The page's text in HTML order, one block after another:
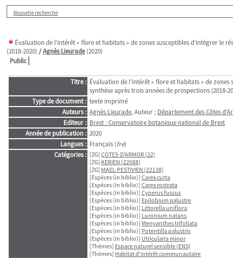
Nouvelle recherche
Évaluation de l’intérêt « flore et habitats » de zones susceptibles d’intégrer le
(2018-2020) /Agnès Lieurade(2020)
Public
Titre : Évaluation de l’intérêt « flore et habitats » de zones
synthèse après trois années de prospections (2018-
Type de document : texte imprimé
Auteurs : Agnès Lieurade, Auteur ; Département des Côtes
Editeur : Brest : Conservatoire botanique national de Brest
Année de publication : 2020
Langues : Français (fre)
Catégories : [ZG] COTES-D'ARMOR (22)
[ZG] KERIEN (22088)
[ZG] MAEL-PESTIVIEN (22138)
[Espèces (in biblio)] Carex curta
[Espèces (in biblio)] Carex rostrata
[Espèces (in biblio)] Cyperus fuscus
[Espèces (in biblio)] Epilobium palustre
[Espèces (in biblio)] Littorella uniflora
[Espèces (in biblio)] Luronium natans
[Espèces (in biblio)] Menyanthes trifoliata
[Espèces (in biblio)] Potentilla palustris
[Espèces (in biblio)] Utricularia minor
[Thèmes] Espace naturel sensible (ENS)
[Thèmes] Habitat d'intérêt communautaire